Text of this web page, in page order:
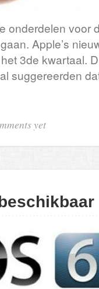
onderdelen voor
Apple’s
3de kwartaal.
suggereerden
yet